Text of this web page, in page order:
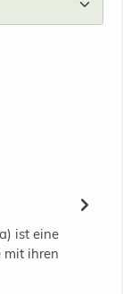
ist eine
mit ihren